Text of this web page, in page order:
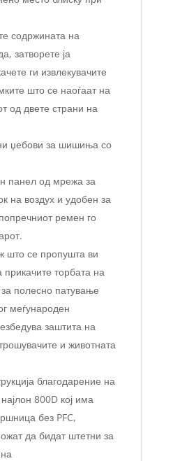
содржината на
затворете ја
ги извлекувачите
што се наоѓаат на
од двете страни на
џебови за шишиња со
панел од мрежа за
на воздух и удобен за
ремен го
што се пропушта ви
прикачите торбата на
полесно патување
меѓународен
заштита на
и животната
благодарение на
800D кој има
без PFC,
да бидат штетни за